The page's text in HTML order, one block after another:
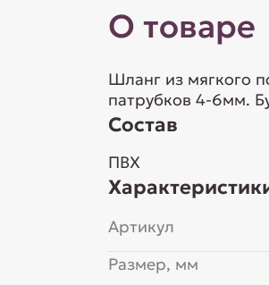
О товаре
Шланг из мягкого
патрубков 4-6мм.
Состав
ПВХ
Артикул
Размер, мм